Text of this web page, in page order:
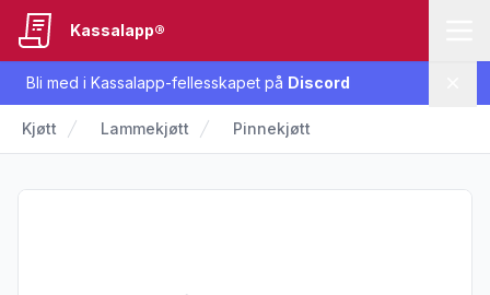
Bli med i Kassalapp-fellesskapet på Discord
Kassalapp®
Kjøtt Lammekjøtt Pinnekjøtt